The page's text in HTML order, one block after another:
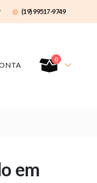
(19) 99517-9749
0
em